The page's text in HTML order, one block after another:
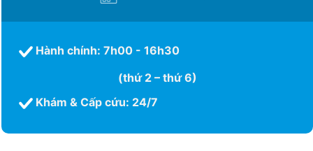
Hành chính: 7h00 - 16h30
(thứ 2 – thứ 6)
Khám & Cấp cứu: 24/7